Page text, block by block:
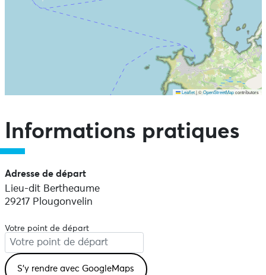
Leaflet |©OpenStreetMapcontributors
Informations pratiques
Adresse de départ
Lieu-dit Bertheaume
29217 Plougonvelin
Votre point de départ